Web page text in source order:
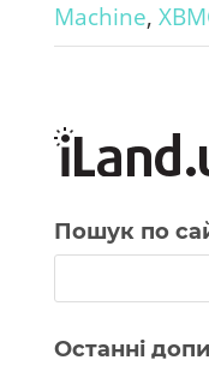
Machine,
Пошук по
Останні